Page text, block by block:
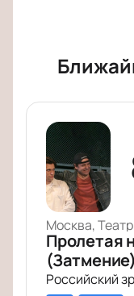
Обратите
состава.
Режиссёр:
Москва,
Пролетая
(Затмение)